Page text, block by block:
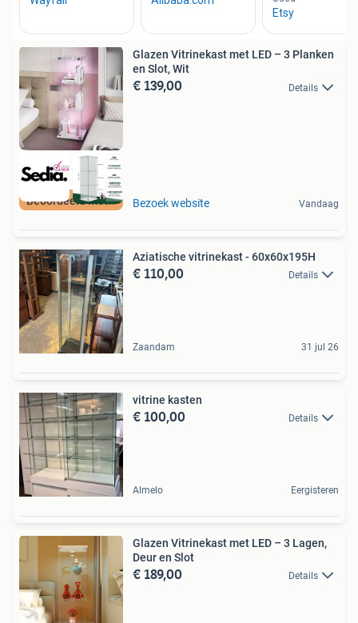
Beoordeeld met 9+
Glazen Vitrinekast met LED – 3 Planken
en Slot, Wit
€ 139,00 Details
Bezoek website Vandaag
Aziatische vitrinekast - 60x60x195H
€ 110,00 Details
Zaandam 31 jul 26
vitrine kasten
€ 100,00 Details
Almelo Eergisteren
Glazen Vitrinekast met LED – 3 Lagen,
Deur en Slot
€ 189,00 Details